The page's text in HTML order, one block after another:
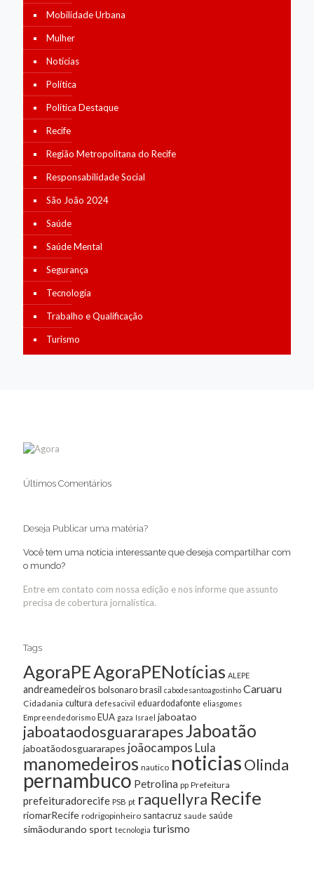
Mobilidade Urbana
Mulher
Notícias
Política
Política Destaque
Recife
Região Metropolitana do Recife
Responsabilidade Social
São João 2024
Saúde
Saúde Mental
Segurança
Tecnologia
Trabalho e Qualificação
Turismo
Últimos Comentários
Deseja Publicar uma matéria?
Você tem uma notícia interessante que deseja compartilhar com
o mundo?
Entre em contato com nossa edição e nos informe que assunto
precisa de cobertura jornalística.
Tags
AgoraPEAgoraPENotícias ALEPE
andreamedeiros bolsonarobrasil cabodesantoagostinho Caruaru
Cidadania cultura defesacivil eduardodafonte eliasgomes
Empreendedorismo EUA gaza Israel jaboatao
jaboataodosguararapesJaboatão
jaboatãodosguararapes joãocampos Lula
manomedeiros nautico noticiasOlinda
pernambuco Petrolina pp Prefeitura
prefeituradorecife PSB pt raquellyra Recife
riomarRecife rodrigopinheiro santacruz saude saúde
simãodurando sport tecnologia turismo